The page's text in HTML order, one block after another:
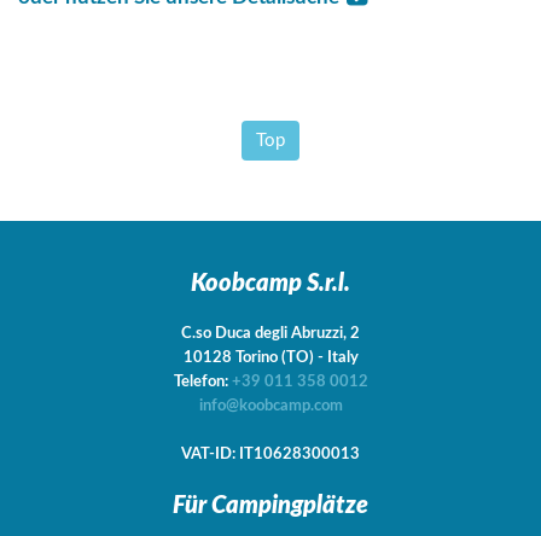
Top
Koobcamp S.r.l.
C.so Duca degli Abruzzi, 2
10128 Torino (TO) - Italy
Telefon: +39 011 358 0012
info@koobcamp.com
VAT-ID: IT10628300013
Für Campingplätze